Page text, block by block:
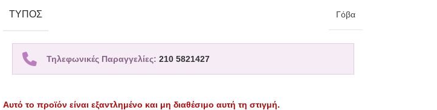
TΎΠΟΣ Γόβα
Τηλεφωνικές Παραγγελίες: 210 5821427
Αυτό το προϊόν είναι εξαντλημένο και μη διαθέσιμο αυτή τη στιγμή.